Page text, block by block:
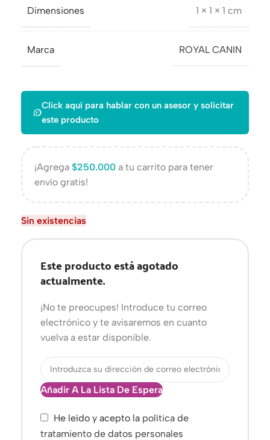
Dimensiones 1 × 1 × 1 cm
Marca ROYAL CANIN
Click aquí para hablar con un asesor y solicitar
este producto
¡Agrega $250.000 a tu carrito para tener
envío gratis!
Sin existencias
Este producto está agotado
actualmente.
¡No te preocupes! Introduce tu correo
electrónico y te avisaremos en cuanto
vuelva a estar disponible.
Añadir A La Lista De Espera
He leído y acepto la política de
tratamiento de datos personales